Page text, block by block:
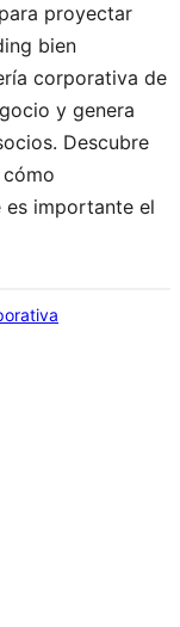
proyectar
bien
corporativa de
y genera
Descubre
es importante el